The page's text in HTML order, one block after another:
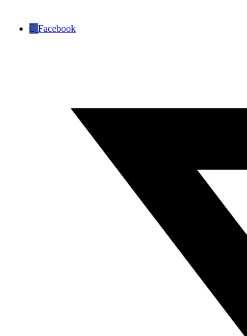
Facebook